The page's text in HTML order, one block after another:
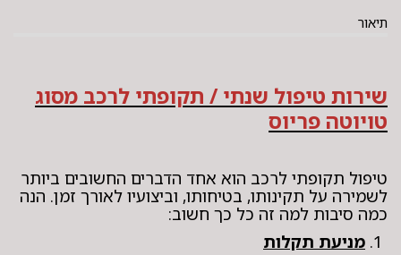
תיאור
שירות טיפול שנתי / תקופתי לרכב מסוג
טויוטה פריוס
טיפול תקופתי לרכב הוא אחד הדברים החשובים ביותר
לשמירה על תקינותו, בטיחותו, וביצועיו לאורך זמן. הנה
כמה סיבות למה זה כל כך חשוב:
מניעת תקלות